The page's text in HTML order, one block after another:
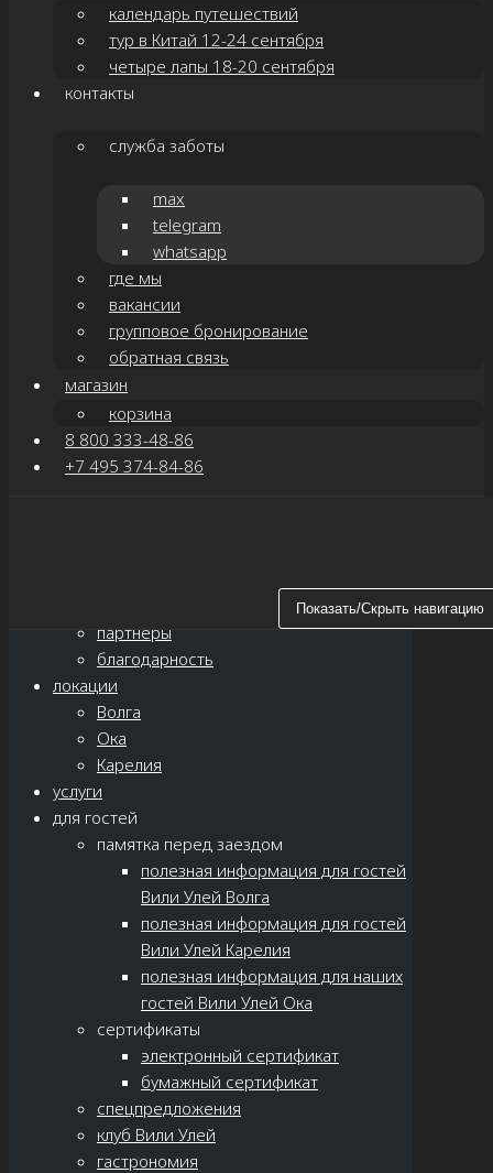
календарь путешествий
тур в Китай 12-24 сентября
четыре лапы 18-20 сентября
контакты
служба заботы
max
telegram
whatsapp
где мы
вакансии
групповое бронирование
обратная связь
магазин
корзина
8 800 333-48-86
+7 495 374-84-86
Показать/Скрыть навигацию
партнёры
благодарность
локации
Волга
Ока
Карелия
услуги
для гостей
памятка перед заездом
полезная информация для гостей
Вили Улей Волга
полезная информация для гостей
Вили Улей Карелия
полезная информация для наших
гостей Вили Улей Ока
сертификаты
электронный сертификат
бумажный сертификат
спецпредложения
клуб Вили Улей
гастрономия